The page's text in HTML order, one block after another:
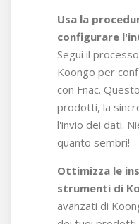
Usa la
configurare
Segui il
Koongo per
con Fnac.
prodotti, la
l'invio dei dati.
quanto sembri!
Ottimizza le
strumenti di
avanzati di